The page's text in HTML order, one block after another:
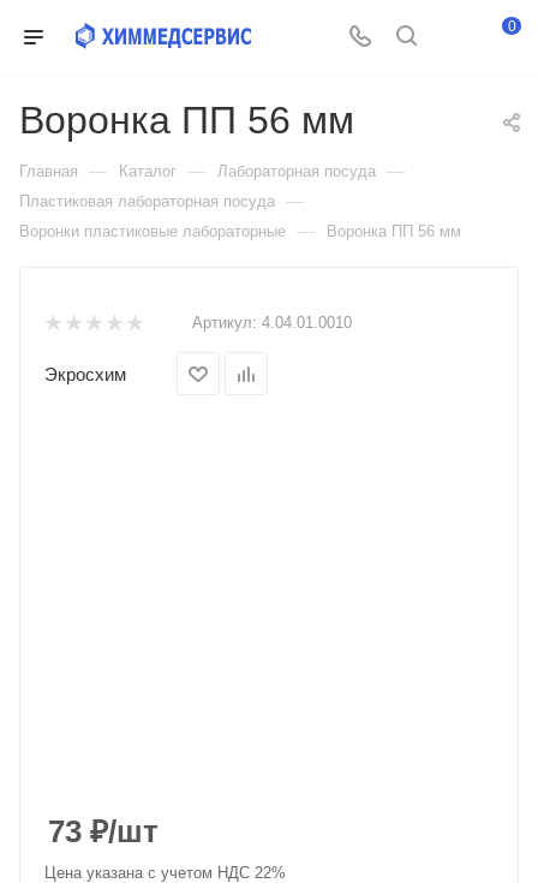
0
Воронка ПП 56 мм
Главная — Каталог — Лабораторная посуда —
Пластиковая лабораторная посуда —
Воронки пластиковые лабораторные — Воронка ПП 56 мм
Артикул: 4.04.01.0010
Экросхим
73 ₽/шт
Цена указана с учетом НДС 22%